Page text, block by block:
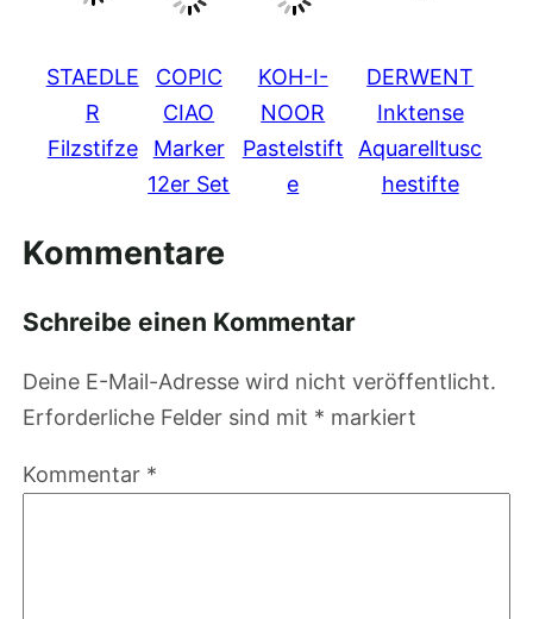
STAEDLE
R
Filzstifze
COPIC
CIAO
Marker
12er Set
KOH-I-
NOOR
Pastelstift
e
DERWENT
Inktense
Aquarelltusc
hestifte
Kommentare
Schreibe einen Kommentar
Deine E-Mail-Adresse wird nicht veröffentlicht.
Erforderliche Felder sind mit * markiert
Kommentar *